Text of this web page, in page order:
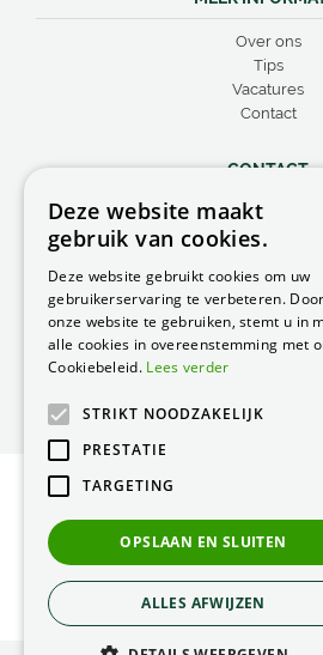
Over ons
Tips
Vacatures
Contact
CONTACT
Peacock Garden
Industrieweg 22
Nederland
0499 57 40 80
F. 0499 57 40 84
E.
Privacy
Green Solutions
Deze website maakt
gebruik van cookies.
Deze website gebruikt cookies om uw
gebruikerservaring te verbeteren. Door
onze website te gebruiken, stemt u in
alle cookies in overeenstemming met
Cookiebeleid. Lees verder
STRIKT NOODZAKELIJK
PRESTATIE
TARGETING
OPSLAAN EN SLUITEN
ALLES AFWIJZEN